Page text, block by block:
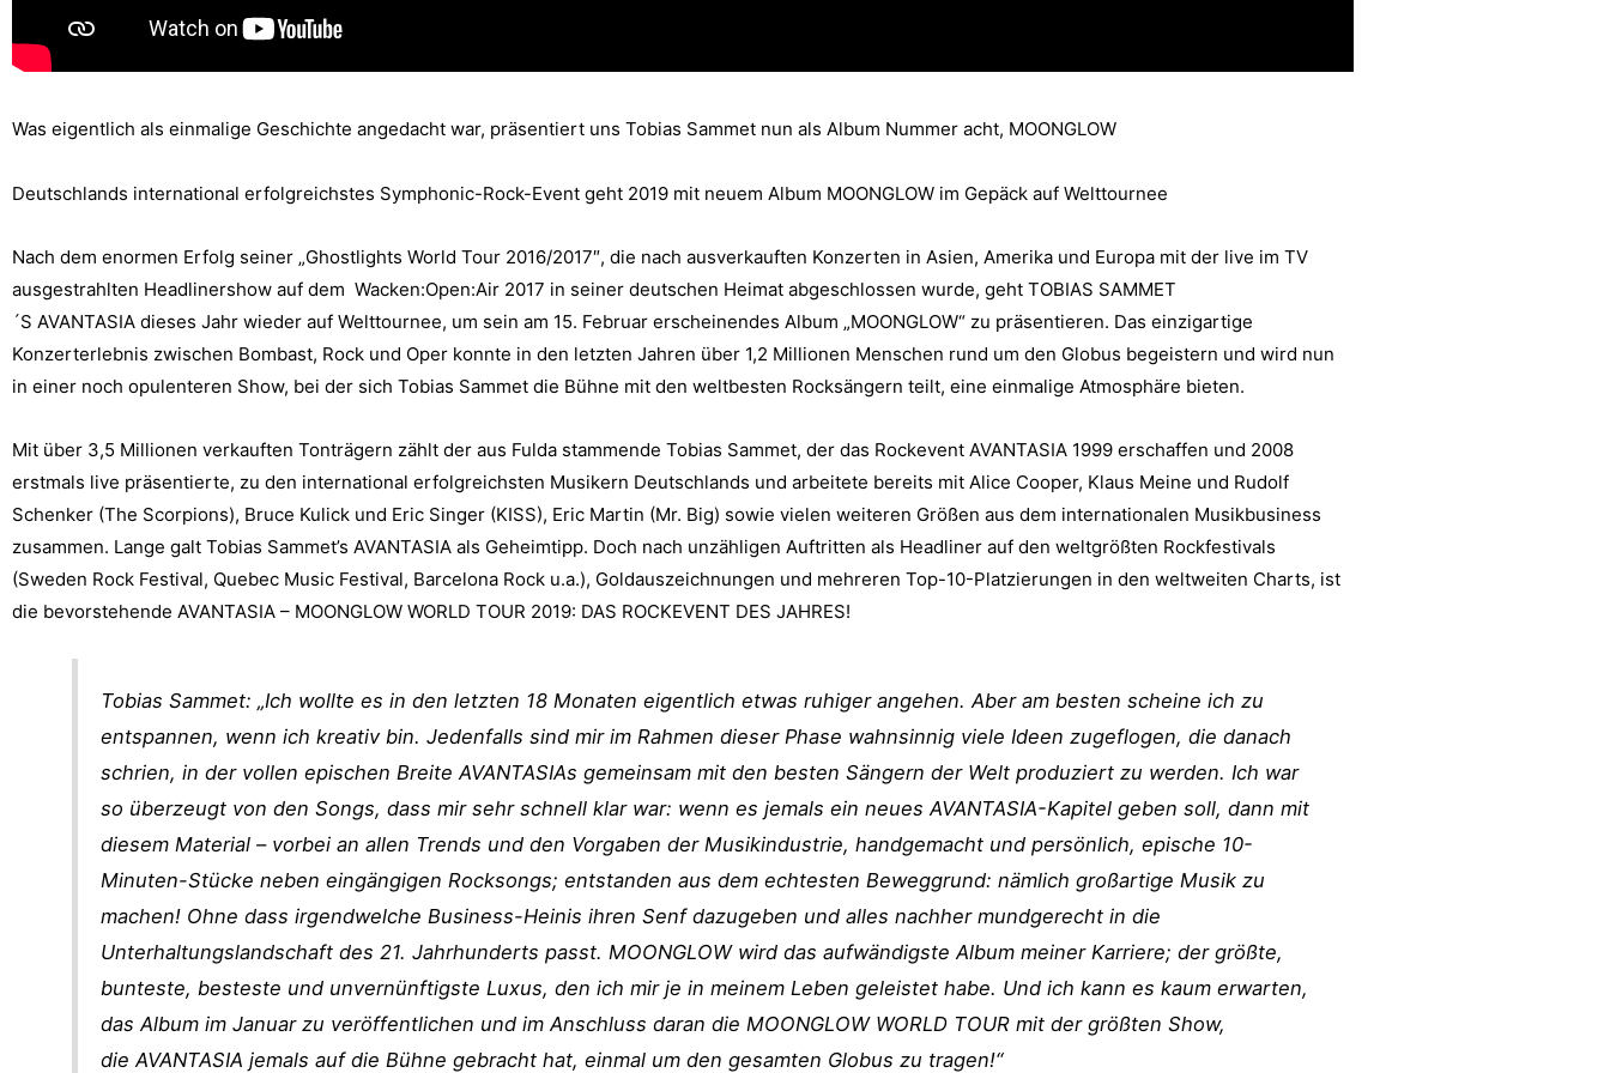
Was eigentlich als einmalige Geschichte angedacht war, präsentiert uns Tobias Sammet nun als Album Nummer acht, MOONGLOW
Deutschlands international erfolgreichstes Symphonic-Rock-Event geht 2019 mit neuem Album MOONGLOW im Gepäck auf Welttournee
Nach dem enormen Erfolg seiner „Ghostlights World Tour 2016/2017″, die nach ausverkauften Konzerten in Asien, Amerika und Europa mit der live im TV
ausgestrahlten Headlinershow auf dem Wacken:Open:Air 2017 in seiner deutschen Heimat abgeschlossen wurde, geht TOBIAS SAMMET
´S AVANTASIA dieses Jahr wieder auf Welttournee, um sein am 15. Februar erscheinendes Album „MOONGLOW“ zu präsentieren. Das einzigartige
Konzerterlebnis zwischen Bombast, Rock und Oper konnte in den letzten Jahren über 1,2 Millionen Menschen rund um den Globus begeistern und wird nun
in einer noch opulenteren Show, bei der sich Tobias Sammet die Bühne mit den weltbesten Rocksängern teilt, eine einmalige Atmosphäre bieten.
Mit über 3,5 Millionen verkauften Tonträgern zählt der aus Fulda stammende Tobias Sammet, der das Rockevent AVANTASIA 1999 erschaffen und 2008
erstmals live präsentierte, zu den international erfolgreichsten Musikern Deutschlands und arbeitete bereits mit Alice Cooper, Klaus Meine und Rudolf
Schenker (The Scorpions), Bruce Kulick und Eric Singer (KISS), Eric Martin (Mr. Big) sowie vielen weiteren Größen aus dem internationalen Musikbusiness
zusammen. Lange galt Tobias Sammet’s AVANTASIA als Geheimtipp. Doch nach unzähligen Auftritten als Headliner auf den weltgrößten Rockfestivals
(Sweden Rock Festival, Quebec Music Festival, Barcelona Rock u.a.), Goldauszeichnungen und mehreren Top-10-Platzierungen in den weltweiten Charts, ist
die bevorstehende AVANTASIA – MOONGLOW WORLD TOUR 2019: DAS ROCKEVENT DES JAHRES!
Tobias Sammet: „Ich wollte es in den letzten 18 Monaten eigentlich etwas ruhiger angehen. Aber am besten scheine ich zu
entspannen, wenn ich kreativ bin. Jedenfalls sind mir im Rahmen dieser Phase wahnsinnig viele Ideen zugeflogen, die danach
schrien, in der vollen epischen Breite AVANTASIAs gemeinsam mit den besten Sängern der Welt produziert zu werden. Ich war
so überzeugt von den Songs, dass mir sehr schnell klar war: wenn es jemals ein neues AVANTASIA-Kapitel geben soll, dann mit
diesem Material – vorbei an allen Trends und den Vorgaben der Musikindustrie, handgemacht und persönlich, epische 10-
Minuten-Stücke neben eingängigen Rocksongs; entstanden aus dem echtesten Beweggrund: nämlich großartige Musik zu
machen! Ohne dass irgendwelche Business-Heinis ihren Senf dazugeben und alles nachher mundgerecht in die
Unterhaltungslandschaft des 21. Jahrhunderts passt. MOONGLOW wird das aufwändigste Album meiner Karriere; der größte,
bunteste, besteste und unvernünftigste Luxus, den ich mir je in meinem Leben geleistet habe. Und ich kann es kaum erwarten,
das Album im Januar zu veröffentlichen und im Anschluss daran die MOONGLOW WORLD TOUR mit der größten Show,
die AVANTASIA jemals auf die Bühne gebracht hat, einmal um den gesamten Globus zu tragen!“